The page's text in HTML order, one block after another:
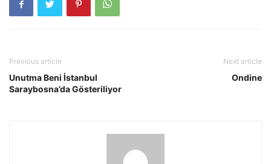
Previous article
Unutma Beni İstanbul
Saraybosna’da Gösteriliyor
Next article
Ondine